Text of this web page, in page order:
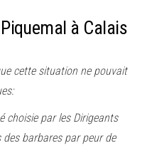
à Calais
cette situation ne pouvait
choisie par les Dirigeants
barbares par peur de